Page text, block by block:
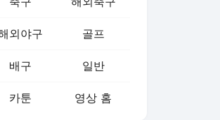
외야구 골프
배구 일반
카툰 영상 홈